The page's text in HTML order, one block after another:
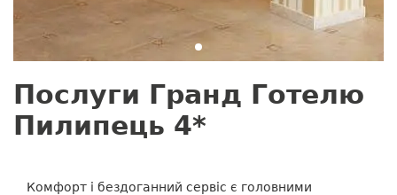
Послуги Гранд Готелю
Пилипець 4*
Комфорт і бездоганний сервіс є головними